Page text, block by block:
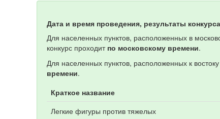
Дата и время проведения, результаты конкурса
Для населенных пунктов, расположенных в
конкурс проходит по московскому времени.
Для населенных пунктов, расположенных к
времени.
Краткое название
Легкие фигуры против тяжелых